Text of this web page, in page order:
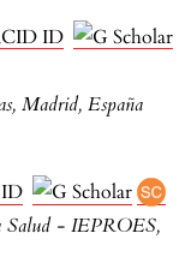
Madrid, España
Salud - IEPROES,